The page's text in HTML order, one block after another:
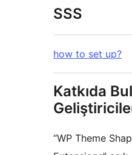
SSS
how to set up?
Katkıda
“WP Theme